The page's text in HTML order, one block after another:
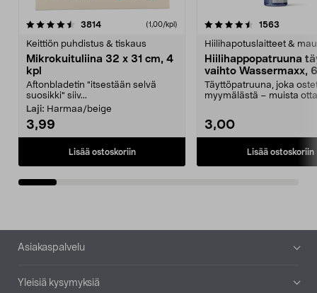
3814arvostelut (1,00/kpl)
Keittiön puhdistus & tiskaus
Mikrokuituliina 32 x 31 cm, 4
kpl
Aftonbladetin "itsestään selvä
suosikki" siiv...
Laji: Harmaa/beige
3,99
Lisää ostoskoriin
4.5viidestä
1563
Hiilihapotuslaitteet &
Hiilihappopatruuna
vaihto Wassermaxx,
Täyttöpatruuna, joka
myymälästä – muista
3,00
Lisää ostoskoriin
4.5viidestä
Alatunniste
Asiakaspalvelu
Yleisiä kysymyksiä